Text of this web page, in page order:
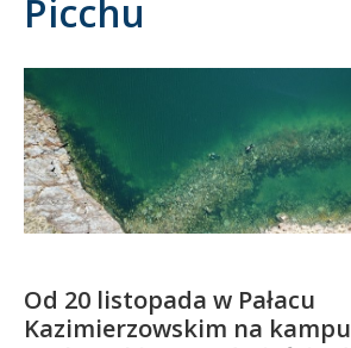
Absolwent
Picchu
Od 20 listopada w Pałacu
Kazimierzowskim na